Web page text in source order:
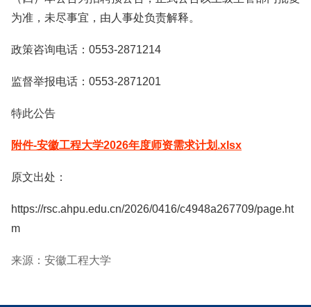
为准，未尽事宜，由人事处负责解释。
政策咨询电话：0553-2871214
监督举报电话：0553-2871201
特此公告
附件-安徽工程大学2026年度师资需求计划.xlsx
原文出处：
https://rsc.ahpu.edu.cn/2026/0416/c4948a267709/page.ht
m
来源：安徽工程大学